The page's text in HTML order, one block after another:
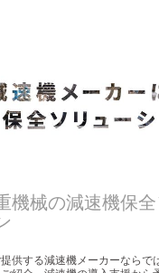
機械の減速機保
供する減速機メーカーならで